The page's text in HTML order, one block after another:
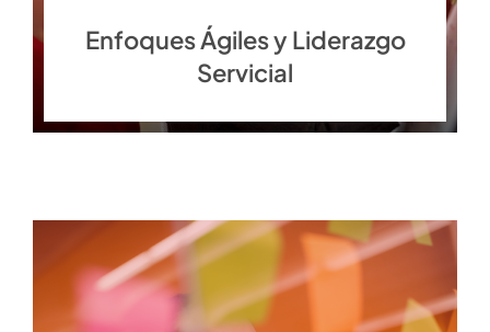
Enfoques Ágiles y Liderazgo
Servicial